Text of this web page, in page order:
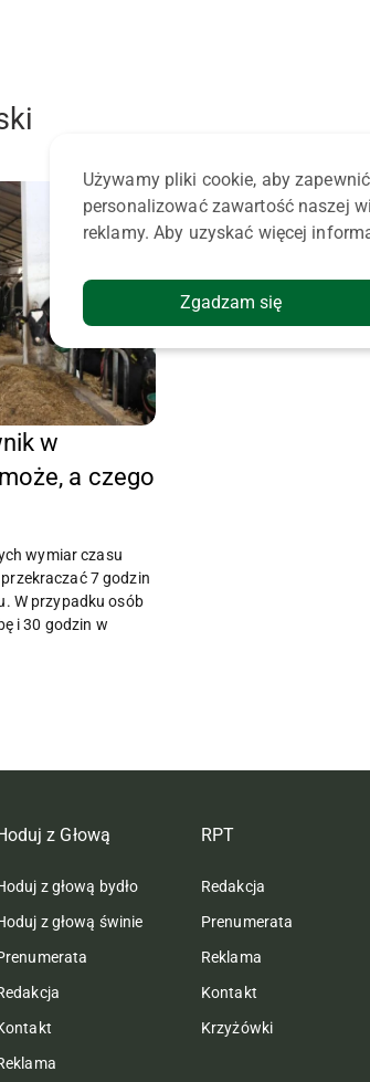
w
a czego
wymiar czasu
7 godzin
W przypadku osób
i 30 godzin w
z Głową
z głową bydło
z głową świnie
RPT
Redakcja
Prenumerata
Reklama
Kontakt
Krzyżówki
Używamy pliki cookie, aby
personalizować zawartość naszej
reklamy. Aby uzyskać więcej
Zgadzam się